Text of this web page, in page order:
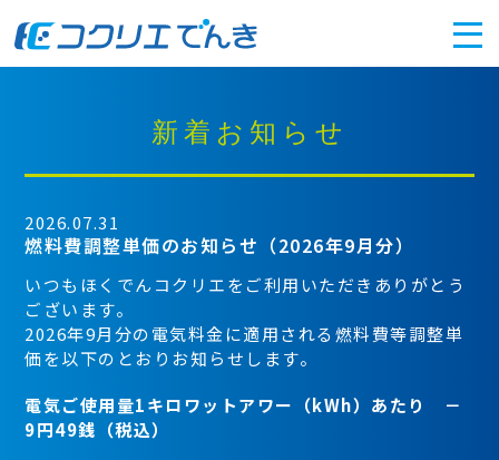
新着お知らせ
2026.07.31
燃料費調整単価のお知らせ（2026年9月分）
いつもほくでんコクリエをご利用いただきありがとう
ございます。
2026年9月分の電気料金に適用される燃料費等調整単
価を以下のとおりお知らせします。
電気ご使用量1キロワットアワー（kWh）あたり －
9円49銭（税込）